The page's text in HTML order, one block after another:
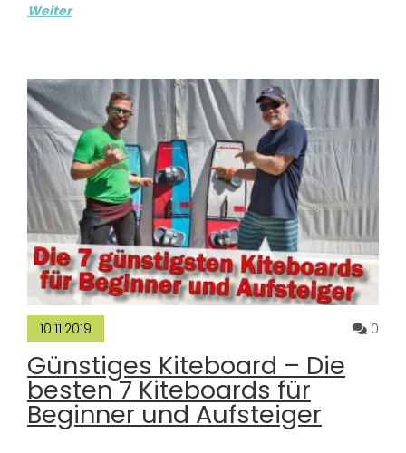
Weiter
10.11.2019 0
Günstiges Kiteboard – Die
besten 7 Kiteboards für
Beginner und Aufsteiger